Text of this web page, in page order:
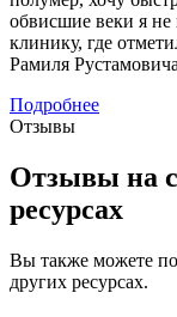
обвисшие веки я
клинику, где
Рамиля
Подробнее
Отзывы
Отзывы на
ресурсах
Вы также можете
других ресурсах.